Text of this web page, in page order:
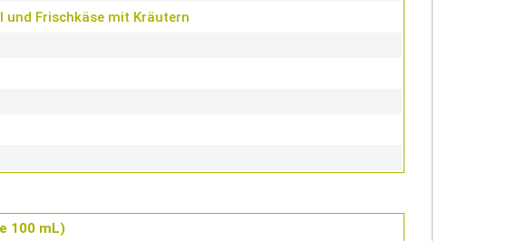
und Frischkäse mit Kräutern
100 mL)